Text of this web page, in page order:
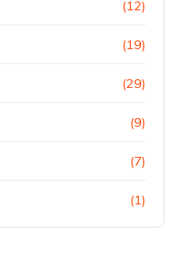
(12)
(19)
(29)
(9)
(7)
(1)